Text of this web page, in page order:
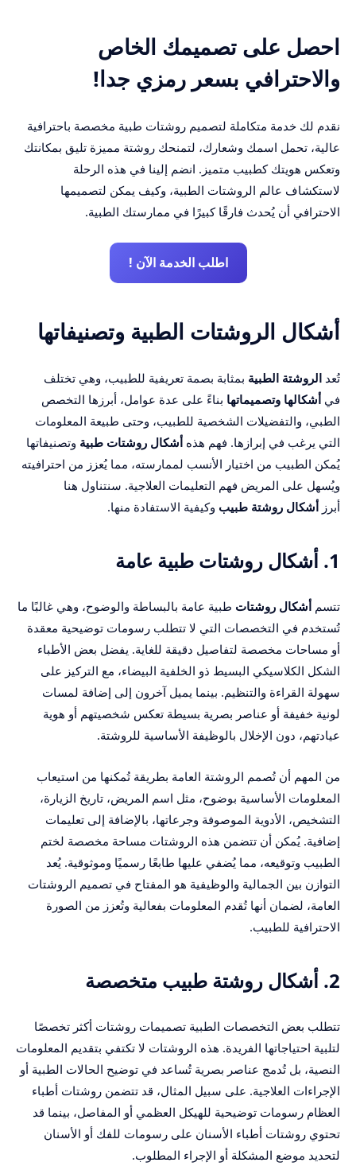
احصل على تصميمك الخاص
والاحترافي بسعر رمزي جدا!
نقدم لك خدمة متكاملة لتصميم روشتات طبية مخصصة باحترافية
عالية، تحمل اسمك وشعارك، لتمنحك روشتة مميزة تليق بمكانتك
وتعكس هويتك كطبيب متميز. انضم إلينا في هذه الرحلة
لاستكشاف عالم الروشتات الطبية، وكيف يمكن لتصميمها
الاحترافي أن يُحدث فارقًا كبيرًا في ممارستك الطبية.
اطلب الخدمة الآن !
أشكال الروشتات الطبية وتصنيفاتها
تُعد الروشتة الطبية بمثابة بصمة تعريفية للطبيب، وهي تختلف
في أشكالها وتصميماتها بناءً على عدة عوامل، أبرزها التخصص
الطبي، والتفضيلات الشخصية للطبيب، وحتى طبيعة المعلومات
التي يرغب في إبرازها. فهم هذه أشكال روشتات طبية وتصنيفاتها
يُمكن الطبيب من اختيار الأنسب لممارسته، مما يُعزز من احترافيته
ويُسهل على المريض فهم التعليمات العلاجية. سنتناول هنا
أبرز أشكال روشتة طبيب وكيفية الاستفادة منها.
1. أشكال روشتات طبية عامة
تتسم أشكال روشتات طبية عامة بالبساطة والوضوح، وهي غالبًا ما
تُستخدم في التخصصات التي لا تتطلب رسومات توضيحية معقدة
أو مساحات مخصصة لتفاصيل دقيقة للغاية. يفضل بعض الأطباء
الشكل الكلاسيكي البسيط ذو الخلفية البيضاء، مع التركيز على
سهولة القراءة والتنظيم. بينما يميل آخرون إلى إضافة لمسات
لونية خفيفة أو عناصر بصرية بسيطة تعكس شخصيتهم أو هوية
عيادتهم، دون الإخلال بالوظيفة الأساسية للروشتة.
من المهم أن تُصمم الروشتة العامة بطريقة تُمكنها من استيعاب
المعلومات الأساسية بوضوح، مثل اسم المريض، تاريخ الزيارة،
التشخيص، الأدوية الموصوفة وجرعاتها، بالإضافة إلى تعليمات
إضافية. يُمكن أن تتضمن هذه الروشتات مساحة مخصصة لختم
الطبيب وتوقيعه، مما يُضفي عليها طابعًا رسميًا وموثوقية. يُعد
التوازن بين الجمالية والوظيفية هو المفتاح في تصميم الروشتات
العامة، لضمان أنها تُقدم المعلومات بفعالية وتُعزز من الصورة
الاحترافية للطبيب.
2. أشكال روشتة طبيب متخصصة
تتطلب بعض التخصصات الطبية تصميمات روشتات أكثر تخصصًا
لتلبية احتياجاتها الفريدة. هذه الروشتات لا تكتفي بتقديم المعلومات
النصية، بل تُدمج عناصر بصرية تُساعد في توضيح الحالات الطبية أو
الإجراءات العلاجية. على سبيل المثال، قد تتضمن روشتات أطباء
العظام رسومات توضيحية للهيكل العظمي أو المفاصل، بينما قد
تحتوي روشتات أطباء الأسنان على رسومات للفك أو الأسنان
لتحديد موضع المشكلة أو الإجراء المطلوب.